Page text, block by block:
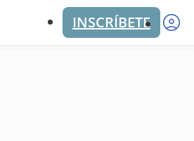
INSCRÍBETE